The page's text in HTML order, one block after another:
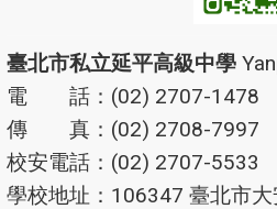
臺北市私立延平高級中學
電 話：(02) 2707-1478
傳 真：(02) 2708-7997
校安電話：(02) 2707-5533
學校地址：106347 臺北市